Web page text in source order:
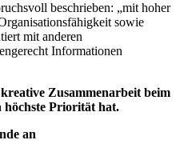
beschrieben: „mit hoher
sowie
mit anderen
Informationen
Zusammenarbeit beim
Priorität hat.
an